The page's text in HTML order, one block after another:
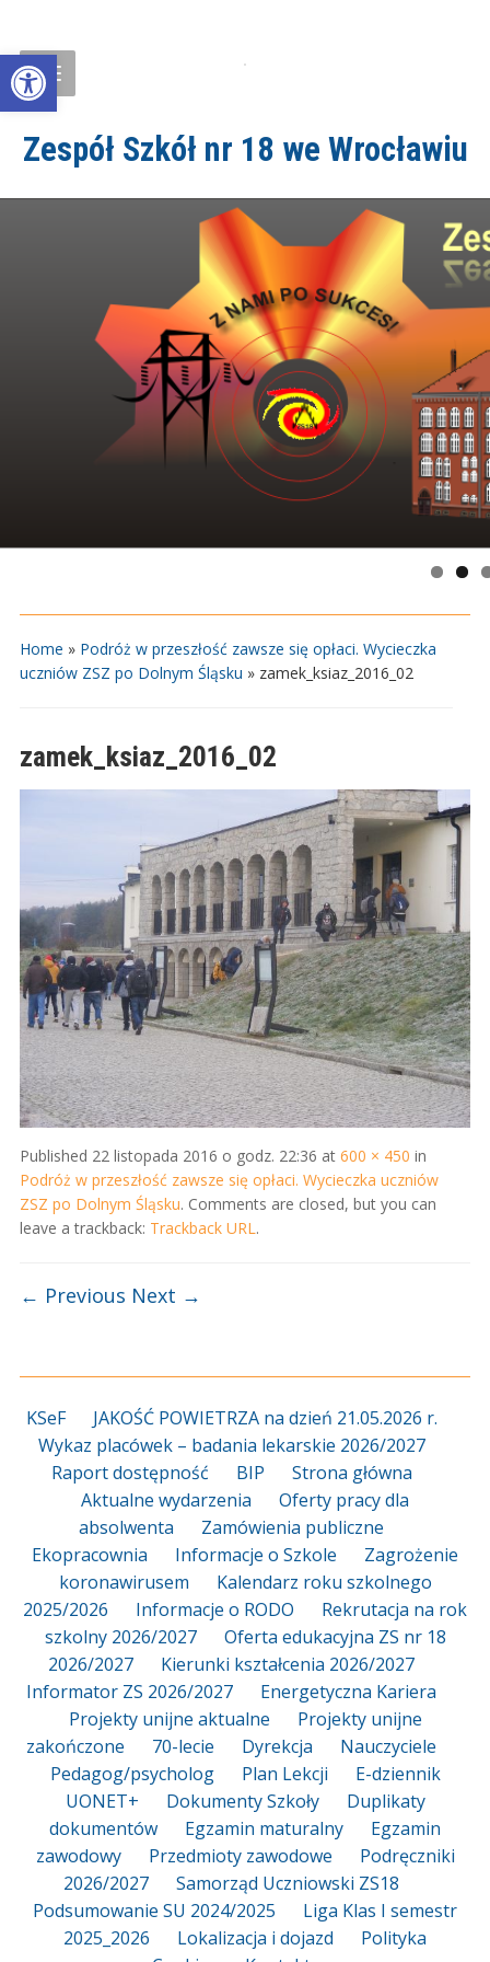
Open toolbar
Zespół Szkół nr 18 we Wrocławiu
Home » Podróż w przeszłość zawsze się opłaci. Wycieczka
uczniów ZSZ po Dolnym Śląsku » zamek_ksiaz_2016_02
zamek_ksiaz_2016_02
Published 22 listopada 2016 o godz. 22:36 at 600 × 450 in
Podróż w przeszłość zawsze się opłaci. Wycieczka uczniów
ZSZ po Dolnym Śląsku. Comments are closed, but you can
leave a trackback: Trackback URL.
← Previous Next →
KSeF
JAKOŚĆ POWIETRZA na dzień 21.05.2026 r.
Wykaz placówek – badania lekarskie 2026/2027
Raport dostępność
BIP
Strona główna
Aktualne wydarzenia
Oferty pracy dla
absolwenta
Zamówienia publiczne
Ekopracownia
Informacje o Szkole
Zagrożenie
koronawirusem
Kalendarz roku szkolnego
2025/2026
Informacje o RODO
Rekrutacja na rok
szkolny 2026/2027
Oferta edukacyjna ZS nr 18
2026/2027
Kierunki kształcenia 2026/2027
Informator ZS 2026/2027
Energetyczna Kariera
Projekty unijne aktualne
Projekty unijne
zakończone
70-lecie Dyrekcja
Nauczyciele
Pedagog/psycholog
Plan Lekcji
E-dziennik
UONET+
Dokumenty Szkoły
Duplikaty
dokumentów
Egzamin maturalny
Egzamin
zawodowy
Przedmioty zawodowe
Podręczniki
2026/2027
Samorząd Uczniowski ZS18
Podsumowanie SU 2024/2025
Liga Klas I semestr
2025_2026
Lokalizacja i dojazd
Polityka